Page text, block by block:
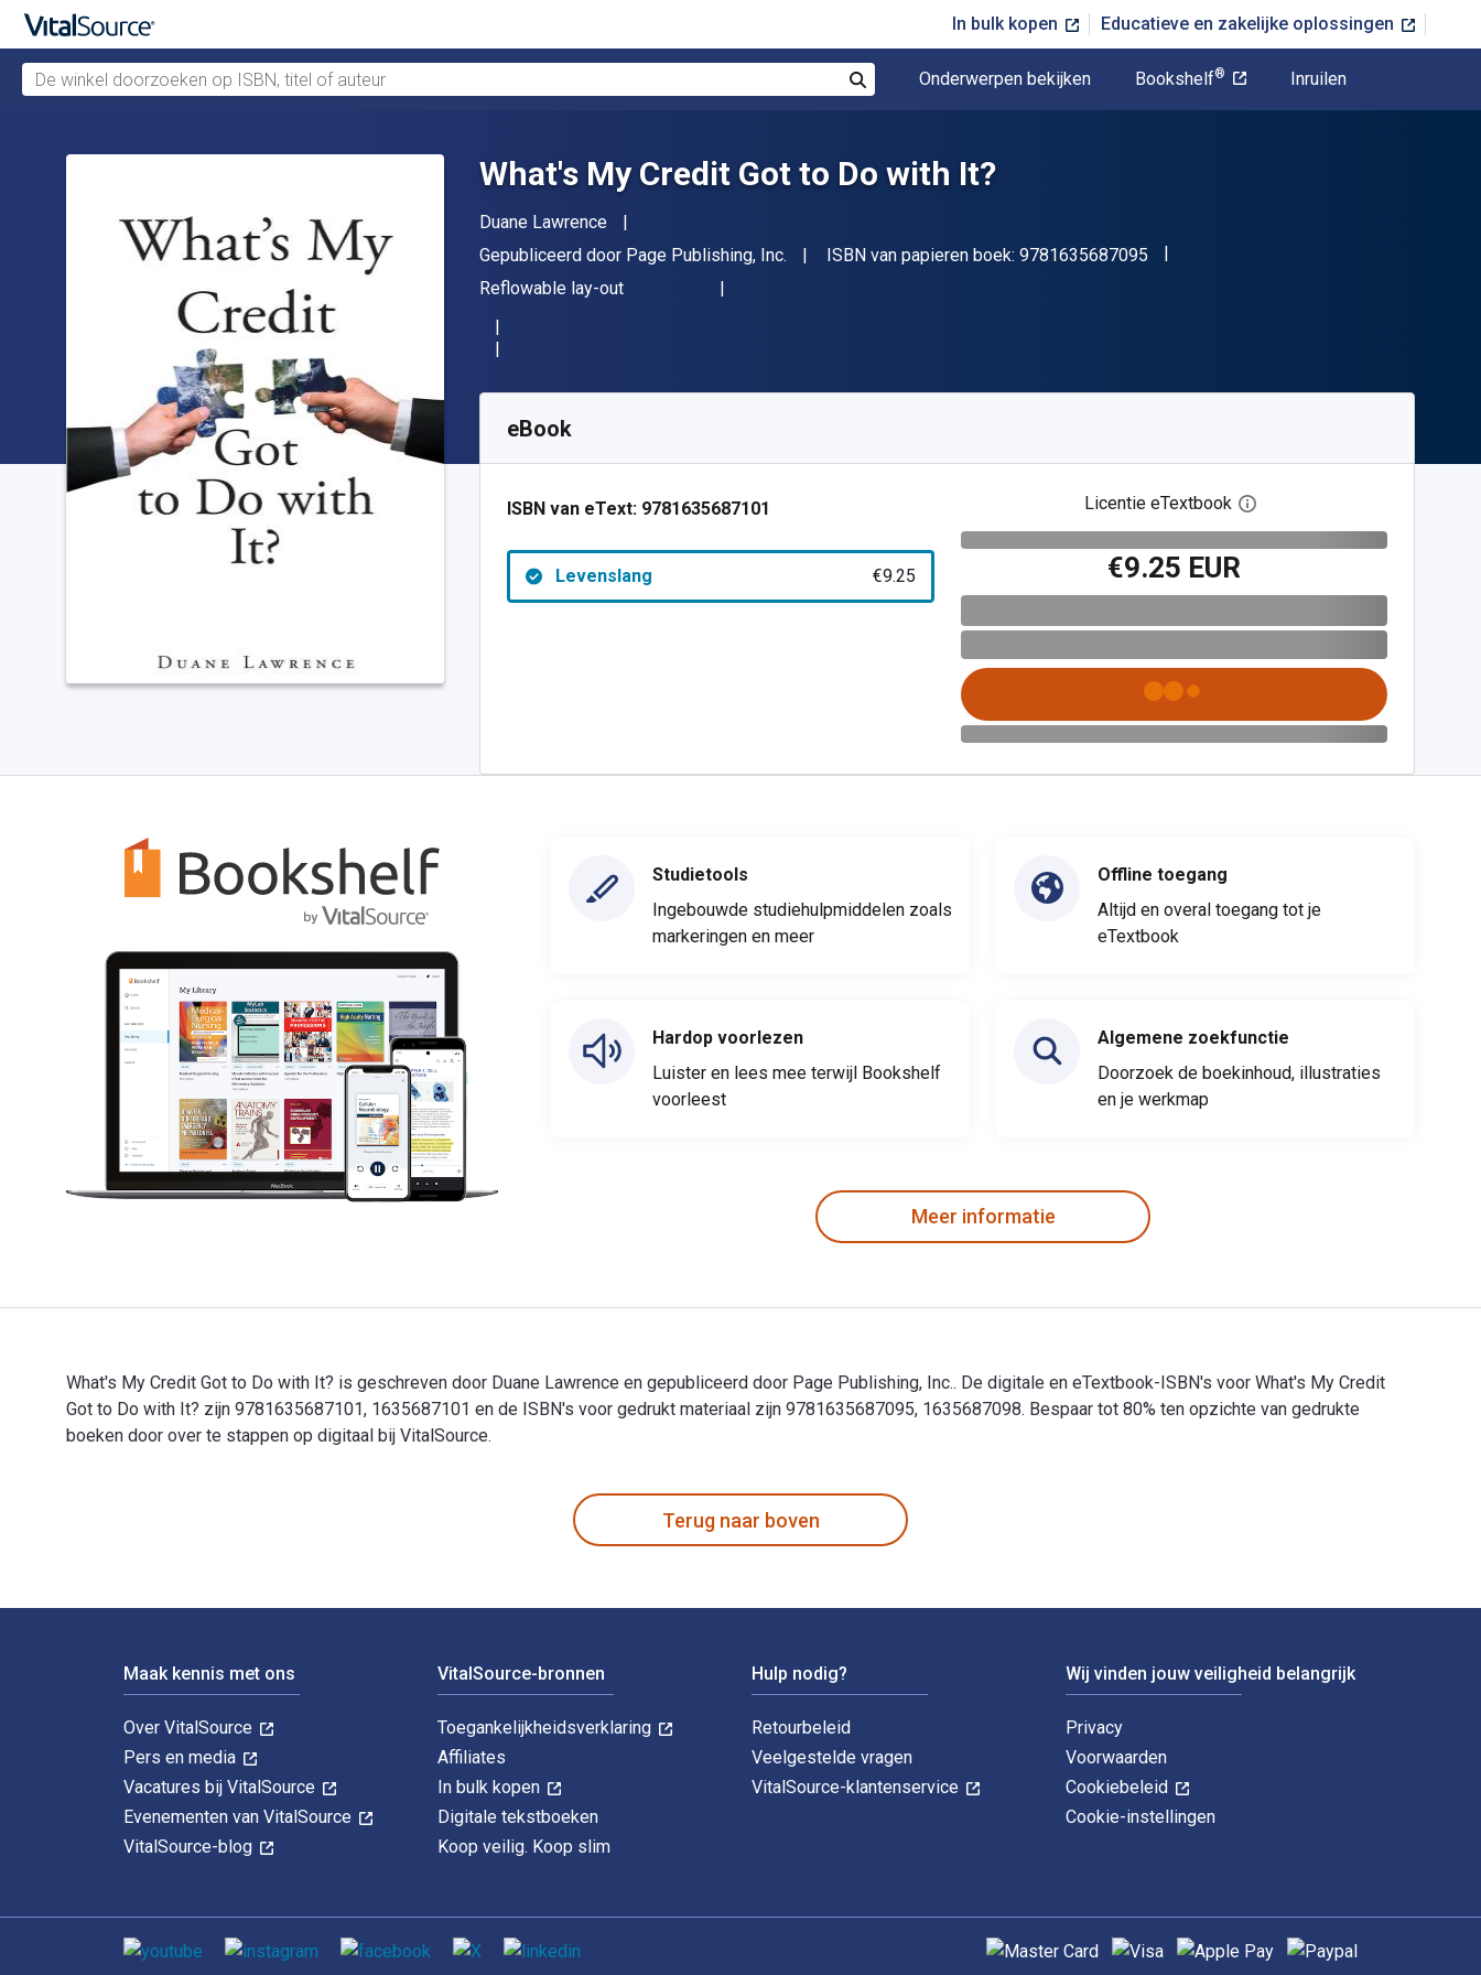
In bulk kopen Educatieve en zakelijke oplossingen
De winkel doorzoeken op ISBN, titel of auteur
Onderwerpen bekijken Bookshelf® Inruilen
What's My Credit Got to Do with It?
Auteur(s)
Duane Lawrence
Uitgever
Gepubliceerd door Page Publishing, Inc. ISBN van papieren boek: 9781635687095 "ISBN-13 9781635687095"
Indeling
Reflowable lay-out
SKU:
eBook
ISBN van eText: 9781635687101
Levenslang €9.25
Licentie eTextbook Open het dialoogvenster
€9.25 EUR
Studietools
Ingebouwde studiehulpmiddelen zoals
markeringen en meer
Hardop voorlezen
Luister en lees mee terwijl Bookshelf
voorleest
Offline toegang
Altijd en overal toegang tot je
eTextbook
Algemene zoekfunctie
Doorzoek de boekinhoud, illustraties
en je werkmap
Meer informatie
What's My Credit Got to Do with It? is geschreven door Duane Lawrence en gepubliceerd door Page Publishing, Inc.. De digitale en eTextbook-ISBN's voor What's My Credit
Got to Do with It? zijn 9781635687101, 1635687101 en de ISBN's voor gedrukt materiaal zijn 9781635687095, 1635687098. Bespaar tot 80% ten opzichte van gedrukte
boeken door over te stappen op digitaal bij VitalSource.
Terug naar boven
Maak kennis met ons
Over VitalSource
Pers en media
Vacatures bij VitalSource
Evenementen van VitalSource
VitalSource-blog
VitalSource-bronnen
Toegankelijkheidsverklaring
Affiliates
In bulk kopen
Digitale tekstboeken
Koop veilig. Koop slim
Hulp nodig?
Retourbeleid
Veelgestelde vragen
VitalSource-klantenservice
Wij vinden jouw veiligheid belangrijk
Privacy
Voorwaarden
Cookiebeleid
Cookie-instellingen
Sociale media Ondersteunde betaalmethoden